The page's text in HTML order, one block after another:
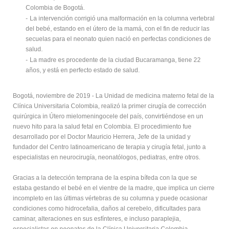
Colombia de Bogotá.
- La intervención corrigió una malformación en la columna vertebral
del bebé, estando en el útero de la mamá, con el fin de reducir las
secuelas para el neonato quien nació en perfectas condiciones de
salud.
- La madre es procedente de la ciudad Bucaramanga, tiene 22
años, y está en perfecto estado de salud.
Bogotá, noviembre de 2019 - La Unidad de medicina materno fetal de la
Clínica Universitaria Colombia, realizó la primer cirugía de corrección
quirúrgica in Útero mielomeningocele del país, convirtiéndose en un
nuevo hito para la salud fetal en Colombia. El procedimiento fue
desarrollado por el Doctor Mauricio Herrera, Jefe de la unidad y
fundador del Centro latinoamericano de terapia y cirugía fetal, junto a
especialistas en neurocirugía, neonatólogos, pediatras, entre otros.
Gracias a la detección temprana de la espina bífeda con la que se
estaba gestando el bebé en el vientre de la madre, que implica un cierre
incompleto en las últimas vértebras de su columna y puede ocasionar
condiciones como hidrocefalia, daños al cerebelo, dificultades para
caminar, alteraciones en sus esfínteres, e incluso paraplejia,